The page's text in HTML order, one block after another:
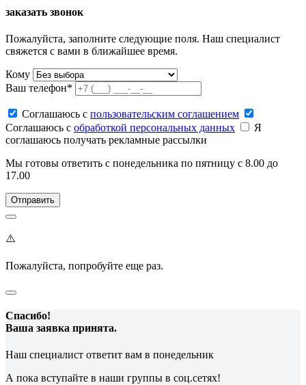
заказать звонок
Пожалуйста, заполните следующие поля. Наш специалист
свяжется с вами в ближайшее время.
Кому
Ваш телефон*
Соглашаюсь c пользовательским соглашением
Соглашаюсь c обработкой персональных данных
Я
соглашаюсь получать рекламные рассылки
Мы готовы ответить с понедельника по пятницу с 8.00 до
17.00
⚠️
Пожалуйста, попробуйте еще раз.
Спасибо!
Ваша заявка принята.
Наш специалист ответит вам в понедельник
А пока вступайте в наши группы в соц.сетях!